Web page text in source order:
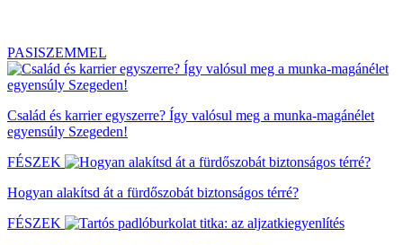
PASISZEMMEL
Család és karrier egyszerre? Így valósul meg a munka-magánélet
egyensúly Szegeden!
FÉSZEK
Hogyan alakítsd át a fürdőszobát biztonságos térré?
FÉSZEK